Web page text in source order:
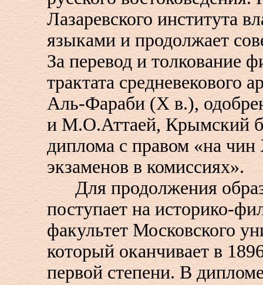
Лазаревского института
языками и продолжает
За перевод и толкование
трактата средневекового
Аль-Фараби (X в.),
и М.О.Аттаей, Крымский
диплома с правом «на чин
экзаменов в комиссиях».
Для продолжения
поступает на историко-
факультет Московского
который оканчивает в
первой степени. В